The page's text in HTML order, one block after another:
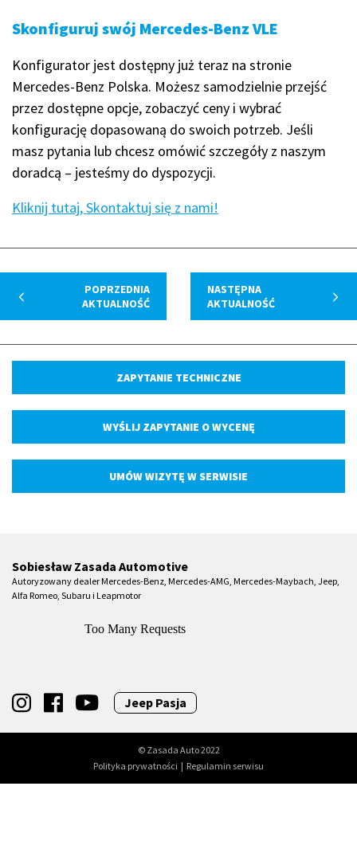
Skonfiguruj swój Mercedes-Benz VLE
Konfigurator jest dostępny już teraz na stronie
Mercedes-Benz Polska. Możesz samodzielnie przejść
przez dostępne opcje, zobaczyć ceny i wybrać
konfigurację dopasowaną do swoich potrzeb. Jeśli
masz pytania lub chcesz omówić szczegóły z naszym
doradcą – jesteśmy do dyspozycji.
Kliknij tutaj, Skontaktuj się z nami!
POPRZEDNIA
AKTUALNOŚĆ
NASTĘPNA
AKTUALNOŚĆ
ZAPYTANIE TECHNICZNE
WYŚLIJ ZAPYTANIE O WYCENĘ
UMÓW WIZYTĘ W SERWISIE
Sobiesław Zasada Automotive
Autoryzowany dealer Mercedes-Benz, Mercedes-AMG, Mercedes-Maybach, Jeep,
Alfa Romeo, Subaru i Leapmotor
Jeep Pasja
© Zasada Auto 2022
Polityka prywatności | Regulamin serwisu